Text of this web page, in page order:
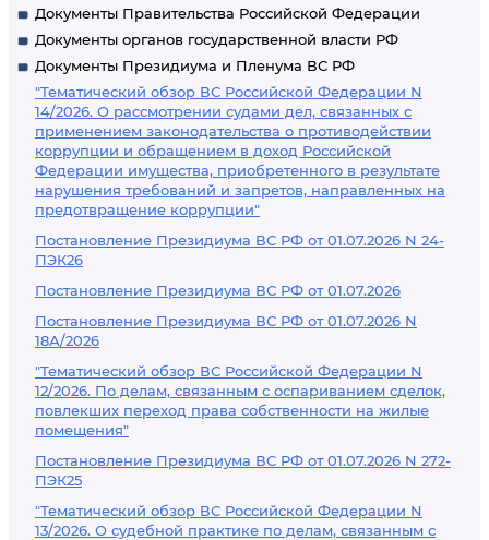
Документы Правительства Российской Федерации
Документы органов государственной власти РФ
Документы Президиума и Пленума ВС РФ
"Тематический обзор ВС Российской Федерации N
14/2026. О рассмотрении судами дел, связанных с
применением законодательства о противодействии
коррупции и обращением в доход Российской
Федерации имущества, приобретенного в результате
нарушения требований и запретов, направленных на
предотвращение коррупции"
Постановление Президиума ВС РФ от 01.07.2026 N 24-
ПЭК26
Постановление Президиума ВС РФ от 01.07.2026
Постановление Президиума ВС РФ от 01.07.2026 N
18А/2026
"Тематический обзор ВС Российской Федерации N
12/2026. По делам, связанным с оспариванием сделок,
повлекших переход права собственности на жилые
помещения"
Постановление Президиума ВС РФ от 01.07.2026 N 272-
ПЭК25
"Тематический обзор ВС Российской Федерации N
13/2026. О судебной практике по делам, связанным с